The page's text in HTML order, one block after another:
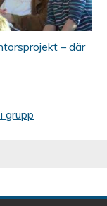
– där
grupp